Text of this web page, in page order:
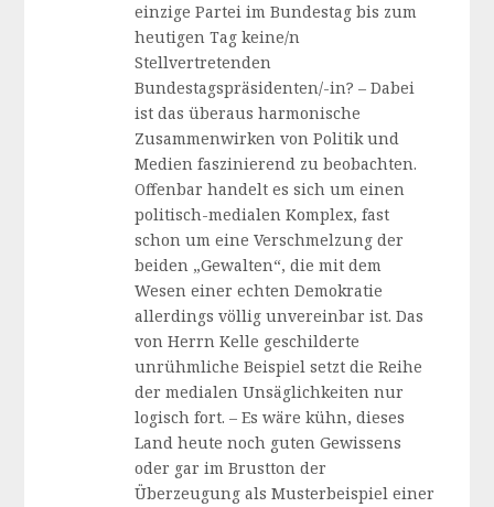
einzige Partei im Bundestag bis zum
heutigen Tag keine/n
Stellvertretenden
Bundestagspräsidenten/-in? – Dabei
ist das überaus harmonische
Zusammenwirken von Politik und
Medien faszinierend zu beobachten.
Offenbar handelt es sich um einen
politisch-medialen Komplex, fast
schon um eine Verschmelzung der
beiden „Gewalten“, die mit dem
Wesen einer echten Demokratie
allerdings völlig unvereinbar ist. Das
von Herrn Kelle geschilderte
unrühmliche Beispiel setzt die Reihe
der medialen Unsäglichkeiten nur
logisch fort. – Es wäre kühn, dieses
Land heute noch guten Gewissens
oder gar im Brustton der
Überzeugung als Musterbeispiel einer